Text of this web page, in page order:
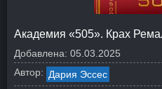
Академия «505». Крах
Добавлена: 05.03.2025
Автор: Дария Эссес